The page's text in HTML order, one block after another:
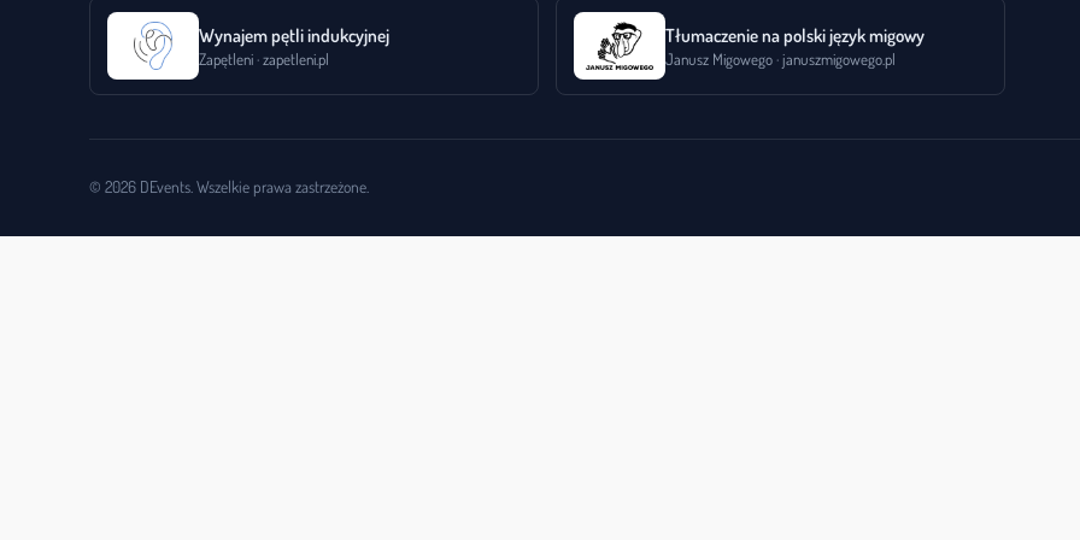
Wynajem pętli indukcyjnej
Zapętleni · zapetleni.pl
Tłumaczenie na polski język migowy
Janusz Migowego · januszmigowego.pl
© 2026 DEvents. Wszelkie prawa zastrzeżone.